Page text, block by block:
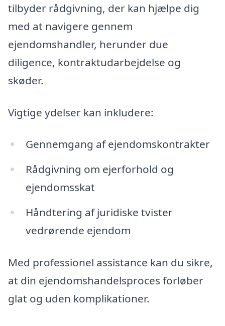
tilbyder rådgivning, der kan hjælpe dig
med at navigere gennem
ejendomshandler, herunder due
diligence, kontraktudarbejdelse og
skøder.
Vigtige ydelser kan inkludere:
Gennemgang af ejendomskontrakter
Rådgivning om ejerforhold og
ejendomsskat
Håndtering af juridiske tvister
vedrørende ejendom
Med professionel assistance kan du sikre,
at din ejendomshandelsproces forløber
glat og uden komplikationer.